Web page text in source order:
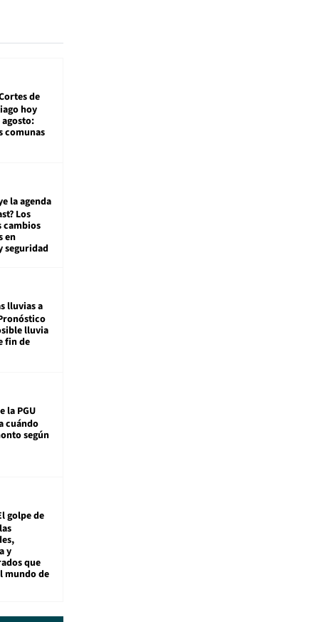
de
hoy
agosto:
comunas
la agenda
Los
cambios
en
seguridad
lluvias a
lluvia
fin de
la PGU
cuándo
según
golpe de
y
que
mundo de